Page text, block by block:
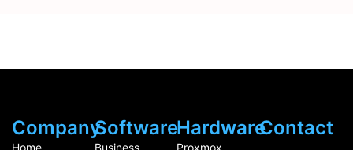
Company
Home
Software
Business
Hardware
Proxmox
Contact